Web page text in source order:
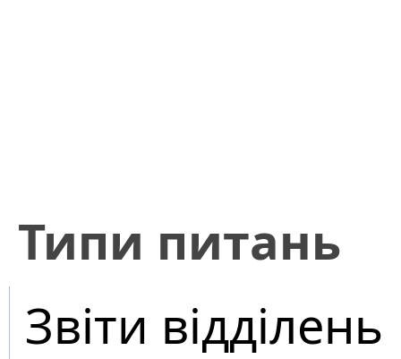
​Типи питань
Звіти відділень